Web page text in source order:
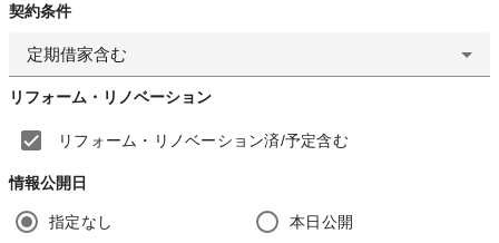
契約条件
定期借家含む
リフォーム・リノベーション
リフォーム・リノベーション済/予定含む
情報公開日
指定なし 本日公開